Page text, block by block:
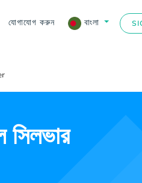
যোগাযোগ করুন বাংলা